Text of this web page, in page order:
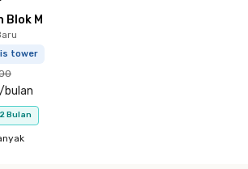
Blok M
tower
/bulan
Bulan